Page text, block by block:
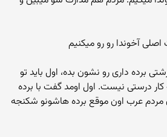
آخوندا رو رو میكنیم
برده داری رو نشون بده، اول باید تو
درستی نیست. اول اومد گفت با برده
عرب اون موقع برده هاشونو شكنجه